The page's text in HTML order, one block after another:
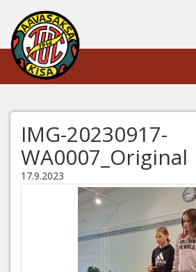
IMG-20230917-
WA0007_Original
17.9.2023